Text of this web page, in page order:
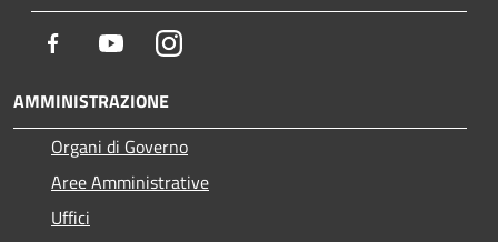
Facebook YoutubeInstagram
AMMINISTRAZIONE
Organi di Governo
Aree Amministrative
Uffici